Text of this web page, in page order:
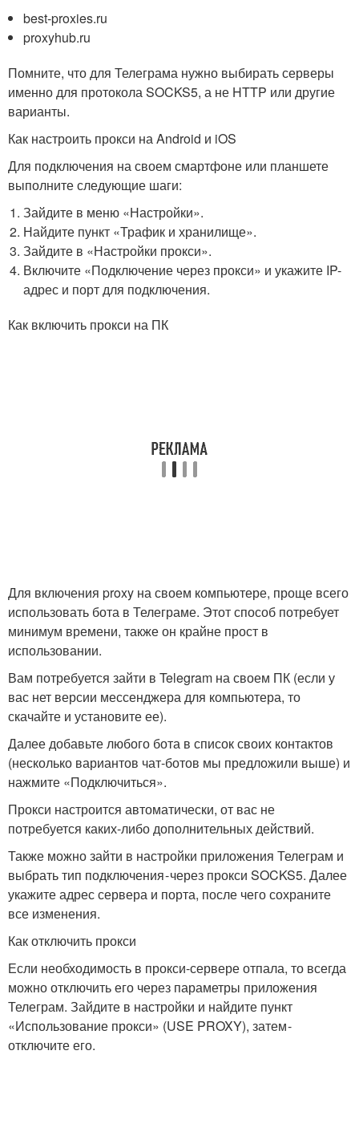
best-proxies.ru
proxyhub.ru
Помните, что для Телеграма нужно выбирать серверы
именно для протокола SOCKS5, а не HTTP или другие
варианты.
Как настроить прокси на Android и iOS
Для подключения на своем смартфоне или планшете
выполните следующие шаги:
Зайдите в меню «Настройки».
Найдите пункт «Трафик и хранилище».
Зайдите в «Настройки прокси».
Включите «Подключение через прокси» и укажите IP-
адрес и порт для подключения.
Как включить прокси на ПК
Для включения proxy на своем компьютере, проще всего
использовать бота в Телеграме. Этот способ потребует
минимум времени, также он крайне прост в
использовании.
Вам потребуется зайти в Telegram на своем ПК (если у
вас нет версии мессенджера для компьютера, то
скачайте и установите ее).
Далее добавьте любого бота в список своих контактов
(несколько вариантов чат-ботов мы предложили выше) и
нажмите «Подключиться».
Прокси настроится автоматически, от вас не
потребуется каких-либо дополнительных действий.
Также можно зайти в настройки приложения Телеграм и
выбрать тип подключения - через прокси SOCKS5. Далее
укажите адрес сервера и порта, после чего сохраните
все изменения.
Как отключить прокси
Если необходимость в прокси-сервере отпала, то всегда
можно отключить его через параметры приложения
Телеграм. Зайдите в настройки и найдите пункт
«Использование прокси» (USE PROXY), затем -
отключите его.